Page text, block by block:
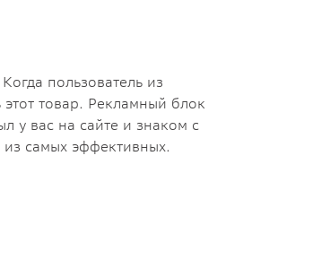
пользователь из
товар. Рекламный блок
у вас на сайте и знаком с
самых эффективных.